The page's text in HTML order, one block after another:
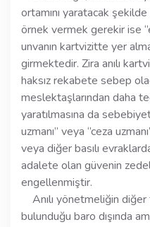
ortamını yaratacak
örnek vermek gerekir ise
unvanın kartvizitte yer
girmektedir. Zira anılı
haksız rekabete sebep
meslektaşlarından daha
yaratılmasına da
uzmanı’’ veya ‘’ceza
veya diğer basılı
adalete olan güvenin
engellenmiştir.
Anılı yönetmeliğin diğer
bulunduğu baro dışında